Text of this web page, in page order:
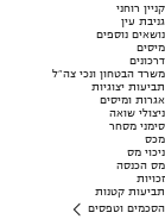
קניין רוחני
גניבת עין
נושאים נוספים
מיסים
דרכונים
משרד הבטחון ונכי צה"ל
תביעות יצוגיות
אגרות ומיסים
ניצולי שואה
סימני מסחר
מכס
ניכוי מס
מס הכנסה
זכויות
תביעות קטנות
הסכמים וטפסים